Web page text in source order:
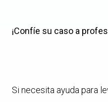
¡Confíe su caso a
Si necesita ayuda para